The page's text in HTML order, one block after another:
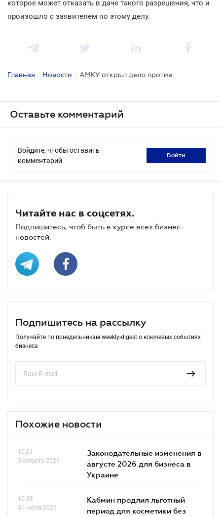
которое может отказать в даче такого разрешения, что и
произошло с заявителем по этому делу.
Главная / Новости / АМКУ открыл дело против
Оставьте комментарий
Войдите, чтобы оставить
комментарий
войти
Читайте нас в соцсетях.
Подпишитесь, чтоб быть в курсе всех бизнес-
новостей.
Подпишитесь на рассылку
Получайте по понедельникам weekly-digest о ключевых событиях
бизнеса
Похожие новости
10.01
3 августа 2026
Законодательные изменения в
августе 2026 для бизнеса в
Украине
10.38
31 июля 2026
Кабмин продлил льготный
период для косметики без